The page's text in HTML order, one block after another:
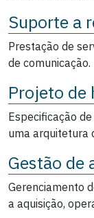
Suporte a
Prestação de
de comunicação.
Projeto de
Especificação
uma arquitetura
Gestão de
Gerenciamento
a aquisição,